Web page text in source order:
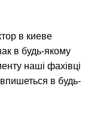
в киеве
в будь-якому
наші фахівці
в будь-